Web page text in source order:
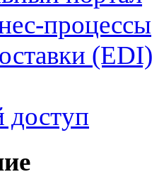
процессы
(EDI)
доступ